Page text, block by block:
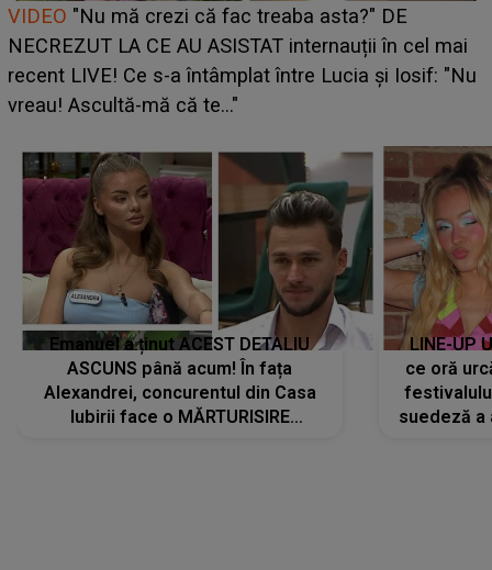
Cine este Bianca, tânăra clujeancă luată pe scenă la
UNTOLD ONE de Zara Larsson? Aceasta a dezvăluit
ce i-a spus artista suedeză în culise: „Nu am fost
pregătită...”
Emanuel a ținut ACEST DETALIU
ASCUNS până acum! În fața
Alexandrei, concurentul din Casa
Iubirii face o MĂRTURISIRE
LINE-UP
ce oră
suedeză a